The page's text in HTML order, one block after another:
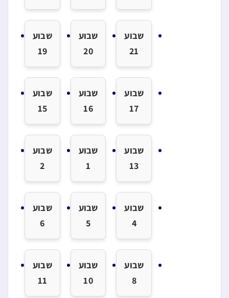
שבוע
21
שבוע
20
שבוע
19
שבוע
17
שבוע
16
שבוע
15
שבוע
13
שבוע
1
שבוע
2
שבוע
4
שבוע
5
שבוע
6
שבוע
8
שבוע
10
שבוע
11